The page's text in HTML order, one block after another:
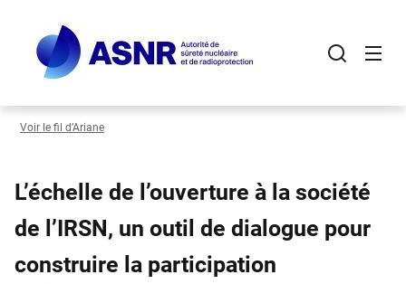
contenu
principal
Voir le fil d’Ariane
L’échelle de l’ouverture à la société
de l’IRSN, un outil de dialogue pour
construire la participation